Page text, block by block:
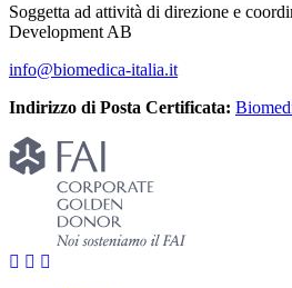
Soggetta ad attività di direzione e
Development AB
info@biomedica-italia.it
Indirizzo di Posta Certificata: